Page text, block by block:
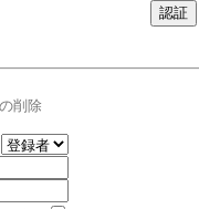
削除